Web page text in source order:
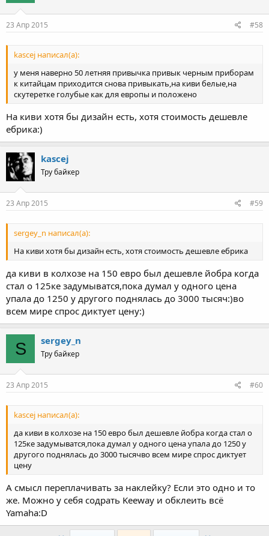
23 Апр 2015 #58
kascej написал(а):
у меня наверно 50 летняя привычка привык черным приборам
к китайцам приходится снова привыкать,на киви белые,на
скутеретке голубые как для европы и положено
На киви хотя бы дизайн есть, хотя стоимость дешевле
ебрика:)
kascej
Тру байкер
23 Апр 2015 #59
sergey_n написал(а):
На киви хотя бы дизайн есть, хотя стоимость дешевле ебрика
да киви в колхозе на 150 евро был дешевле йобра когда
стал о 125ке задумыватся,пока думал у одного цена
упала до 1250 у другого поднялась до 3000 тысяч:)во
всем мире спрос диктует цену:)
S sergey_n
Тру байкер
23 Апр 2015 #60
kascej написал(а):
да киви в колхозе на 150 евро был дешевле йобра когда стал о
125ке задумыватся,пока думал у одного цена упала до 1250 у
другого поднялась до 3000 тысячво всем мире спрос диктует
цену
А смысл переплачивать за наклейку? Если это одно и то
же. Можно у себя содрать Keeway и обклеить всё
Yamaha:D